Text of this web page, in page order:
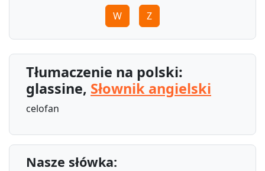
W Z
Tłumaczenie na polski:
glassine, Słownik angielski
celofan
Nasze słówka: